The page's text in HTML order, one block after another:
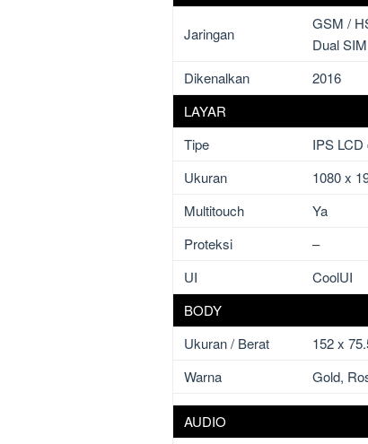
Jaringan
GSM /
Dual
Dikenalkan
2016
LAYAR
Tipe
IPS
Ukuran
1080 x
Multitouch
Ya
Proteksi
–
UI
CoolUI
BODY
Ukuran / Berat
152 x
Warna
Gold,
AUDIO